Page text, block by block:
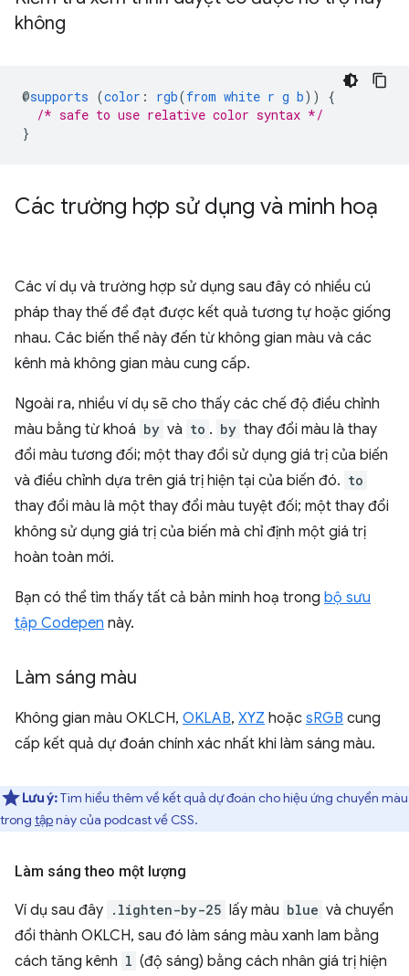
không
@supports (color : rgb(from white r g b))
{
/* safe to use relative color syntax */
}
Các trường hợp sử dụng và minh hoạ
Các ví dụ và trường hợp sử dụng sau đây có nhiều cú
pháp thay thế để đạt được kết quả tương tự hoặc giống
nhau. Các biến thể này đến từ không gian màu và các
kênh mà không gian màu cung cấp.
Ngoài ra, nhiều ví dụ sẽ cho thấy các chế độ điều chỉnh
màu bằng từ khoá by và to . by thay đổi màu là thay
đổi màu tương đối; một thay đổi sử dụng giá trị của biến
và điều chỉnh dựa trên giá trị hiện tại của biến đó. to
thay đổi màu là một thay đổi màu tuyệt đối; một thay đổi
không sử dụng giá trị của biến mà chỉ định một giá trị
hoàn toàn mới.
Bạn có thể tìm thấy tất cả bản minh hoạ trong bộ sưu
tập Codepen này.
Làm sáng màu
Không gian màu OKLCH, OKLAB, XYZ hoặc sRGB cung
cấp kết quả dự đoán chính xác nhất khi làm sáng màu.
Lưu ý:Tìm hiểu thêm về kết quả dự đoán cho hiệu ứng chuyển màu
trong tậpnày của podcast về CSS.
Làm sáng theo một lượng
Ví dụ sau đây .lighten-by-25 lấy màu blue và chuyển
đổi thành OKLCH, sau đó làm sáng màu xanh lam bằng
cách tăng kênh l (độ sáng) bằng cách nhân giá trị hiện